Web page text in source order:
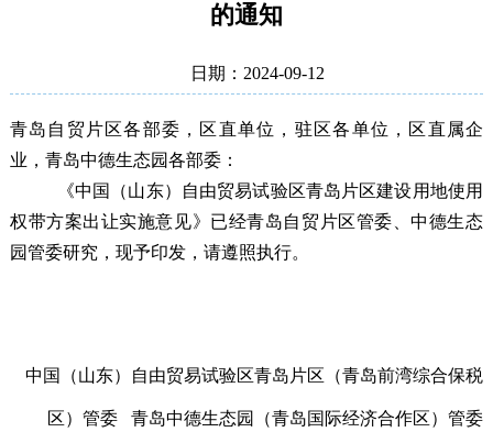
的通知
日期：2024-09-12
青岛自贸片区各部委，区直单位，驻区各单位，区直属企
业， 青岛中德生态园各部委：
《中国（山东）自由贸易试验区青岛片区建设用地使用
权带方案出让实施意见》已经青岛自贸片区管委、中德生态
园管委研究，现予印发，请遵照执行。
中国（山东）自由贸易试验区青岛片区 （青岛前湾综合保税
区）管委青岛中德生态园（青岛国际经济合作区）管委